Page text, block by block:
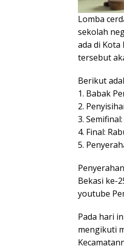
Lomba
sekolah
ada di
tersebut
Berikut
1. Babak
2.
3.
4. Final:
5.
Bekasi ke-
youtube
Pada hari
mengikuti